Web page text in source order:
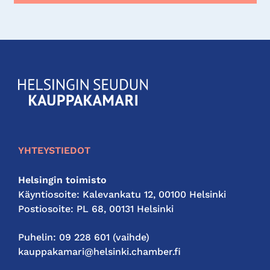
KauppakamariHelsingin
seudun
YHTEYSTIEDOT
Helsingin toimisto
Käyntiosoite: Kalevankatu 12, 00100 Helsinki
Postiosoite: PL 68, 00131 Helsinki
Puhelin: 09 228 601 (vaihde)
kauppakamari@helsinki.chamber.fi